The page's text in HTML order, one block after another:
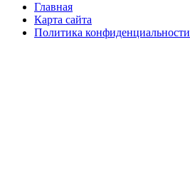
Главная
Карта сайта
Политика конфиденциальности